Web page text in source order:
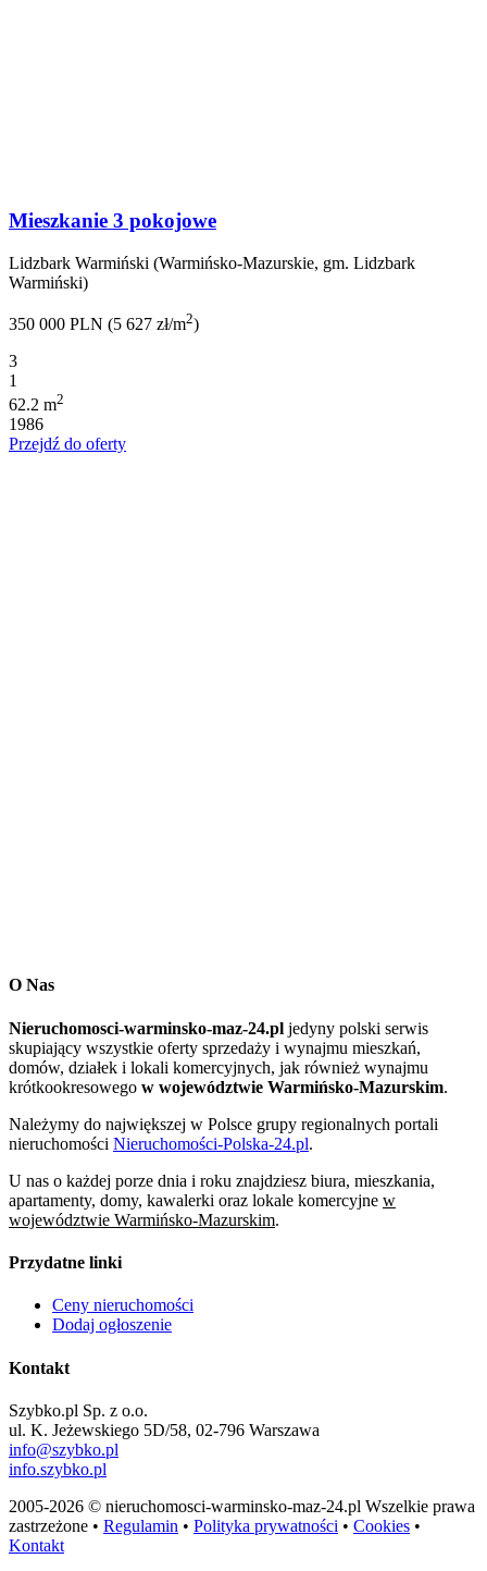
Mieszkanie 3 pokojowe
Lidzbark Warmiński (Warmińsko-Mazurskie, gm. Lidzbark
Warmiński)
350 000 PLN (5 627 zł/m2)
3
1
62.2 m2
1986
Przejdź do oferty
O Nas
Nieruchomosci-warminsko-maz-24.pl jedyny polski serwis
skupiający wszystkie oferty sprzedaży i wynajmu mieszkań,
domów, działek i lokali komercyjnych, jak również wynajmu
krótkookresowego w województwie Warmińsko-Mazurskim.
Należymy do największej w Polsce grupy regionalnych portali
nieruchomości Nieruchomości-Polska-24.pl.
U nas o każdej porze dnia i roku znajdziesz biura, mieszkania,
apartamenty, domy, kawalerki oraz lokale komercyjne w
województwie Warmińsko-Mazurskim.
Przydatne linki
Ceny nieruchomości
Dodaj ogłoszenie
Kontakt
Szybko.pl Sp. z o.o.
ul. K. Jeżewskiego 5D/58, 02-796 Warszawa
info@szybko.pl
info.szybko.pl
2005-2026 © nieruchomosci-warminsko-maz-24.pl Wszelkie prawa
zastrzeżone • Regulamin • Polityka prywatności • Cookies •
Kontakt